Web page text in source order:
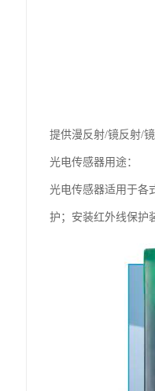
提供漫反射/镜反射/
光电传感器用途：
光电传感器适用于各
护；安装红外线保护